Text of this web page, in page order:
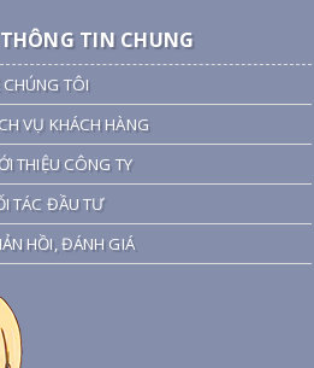
THÔNG TIN CHUNG
CHÚNG TÔI
VỤ KHÁCH HÀNG
THIỆU CÔNG TY
TÁC ĐẦU TƯ
HỒI, ĐÁNH GIÁ